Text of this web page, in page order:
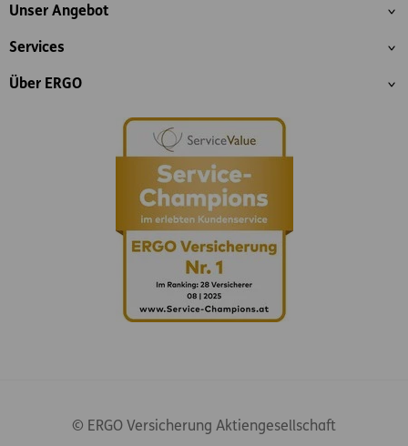
Inhaltsübersicht
Unser Angebot
Services
Über ERGO
© ERGO Versicherung Aktiengesellschaft